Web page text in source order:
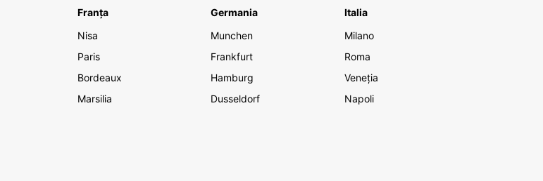
Franța
Nisa
Paris
Bordeaux
Marsilia
Germania
Munchen
Frankfurt
Hamburg
Dusseldorf
Italia
Milano
Roma
Veneția
Napoli